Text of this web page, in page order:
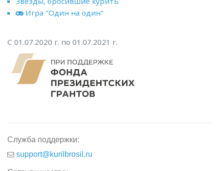
Игра "Один на один"
С 01.07.2020 г. по 01.07.2021 г.
Служба поддержки:
support@kurilbrosil.ru